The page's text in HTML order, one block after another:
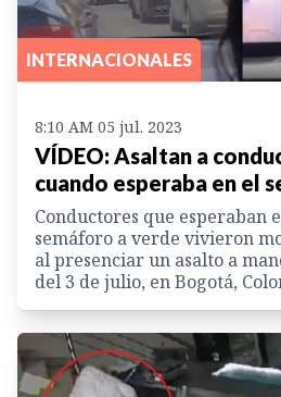
INTERNACIONALES
8:10 AM 05 jul. 2023
VÍDEO: Asaltan a
cuando esperaba en el
Conductores que esperaban
semáforo a verde vivieron
al presenciar un asalto a
del 3 de julio, en Bogotá,